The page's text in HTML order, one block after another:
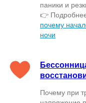
паники и
👉
почему
ночи
Почему при